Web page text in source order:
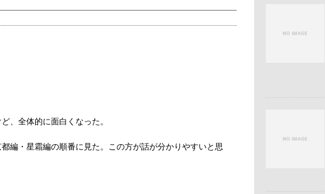
、全体的に面白くなった。
編・星霜編の順番に見た。この方が話が分かりやすいと思